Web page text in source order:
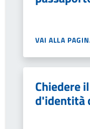
VAI ALLA
Chiedere
d'identità